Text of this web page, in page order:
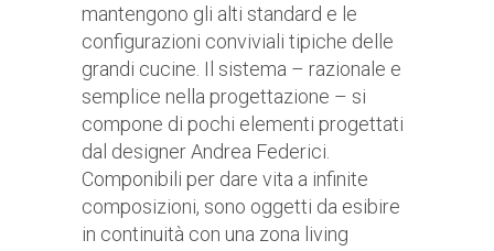
mantengono gli alti standard e le
configurazioni conviviali tipiche delle
grandi cucine. Il sistema – razionale e
semplice nella progettazione – si
compone di pochi elementi progettati
dal designer Andrea Federici.
Componibili per dare vita a infinite
composizioni, sono oggetti da esibire
in continuità con una zona living